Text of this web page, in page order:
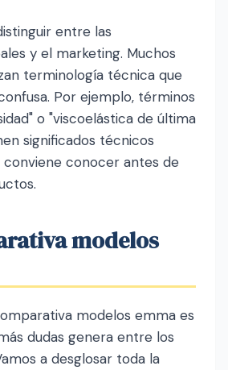
entre las
y el marketing. Muchos
terminología técnica que
Por ejemplo, términos
o "viscoelástica de última
significados técnicos
conocer antes de
modelos
modelos emma es
dudas genera entre los
a desglosar toda la